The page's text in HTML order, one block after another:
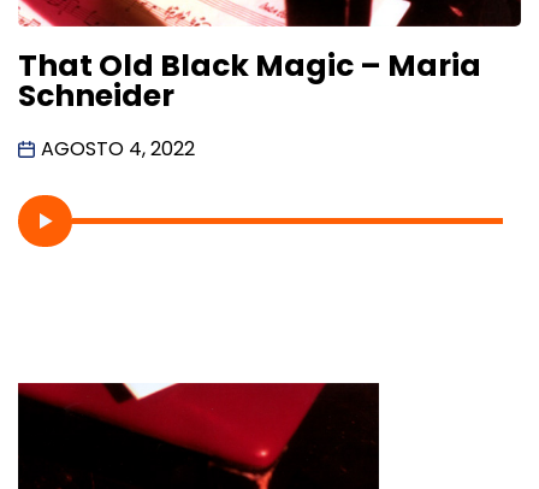
That Old Black Magic – Maria
Schneider
AGOSTO 4, 2022